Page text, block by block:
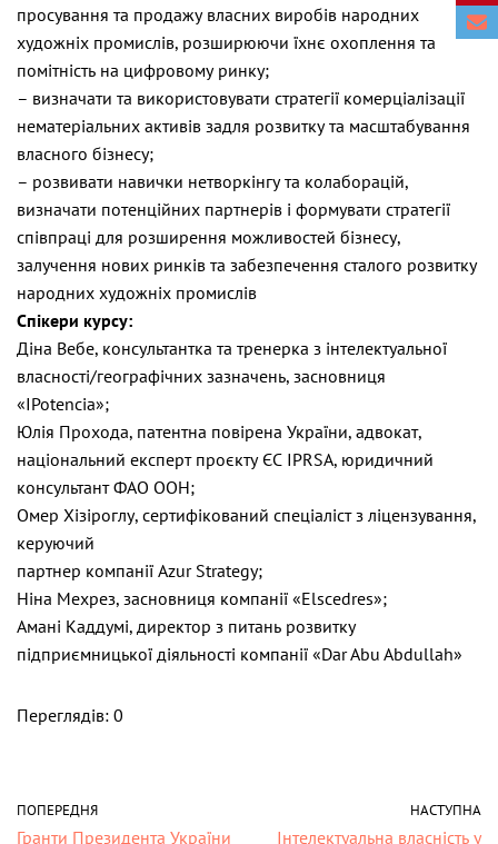
просування та продажу власних виробів народних
художніх промислів, розширюючи їхнє охоплення та
помітність на цифровому ринку;
– визначати та використовувати стратегії комерціалізації
нематеріальних активів задля розвитку та масштабування
власного бізнесу;
– розвивати навички нетворкінгу та колаборацій,
визначати потенційних партнерів і формувати стратегії
співпраці для розширення можливостей бізнесу,
залучення нових ринків та забезпечення сталого розвитку
народних художніх промислів
Спікери курсу:
Діна Вебе, консультантка та тренерка з інтелектуальної
власності/географічних зазначень, засновниця
«IPotencia»;
Юлія Прохода, патентна повірена України, адвокат,
національний експерт проєкту ЄС IPRSA, юридичний
консультант ФАО ООН;
Омер Хізіроглу, сертифікований спеціаліст з ліцензування,
керуючий
партнер компанії Azur Strategy;
Ніна Мехрез, засновниця компанії «Elscedres»;
Амані Каддумі, директор з питань розвитку
підприємницької діяльності компанії «Dar Abu Abdullah»
Переглядів: 0
ПОПЕРЕДНЯ
Гранти Президента України
НАСТУПНА
Інтелектуальна власність у